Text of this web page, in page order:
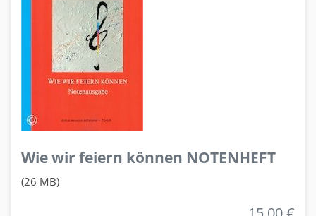
Wie wir feiern können NOTENHEFT
(26 MB)